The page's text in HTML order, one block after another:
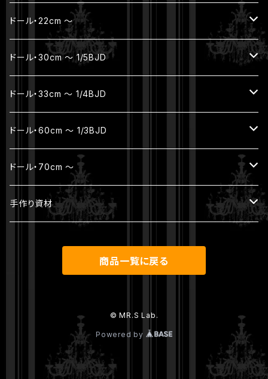
セット
着ぐるみ
お出かけポーチ
アクセサリー
フルセット
本体セット（ヘッド + ボディ）
ボディ（素体）
パーツ
ウィッグ
アウトフィット
ドール・22cm ～
フルセット
本体セット（ヘッド + ボディ）
ヘッド
ボディ（素体）
パーツ
ドール・30cm ～ 1/5BJD
フルセット
ボディ
ドール・33cm ～ 1/4BJD
ジュエリー
本体セット（ヘッド + ボディ）
ヘッド
アウトフィット
ドール・60cm ～ 1/3BJD
ジュエリー
ヘッド
ドール・70cm ～
ジュエリー
手作り資材
商品一覧に戻る
© MR.S Lab.
Powered by